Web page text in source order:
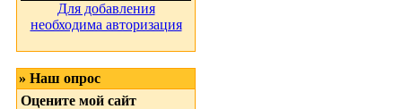
Для добавления
необходима авторизация
» Наш опрос
Оцените мой сайт